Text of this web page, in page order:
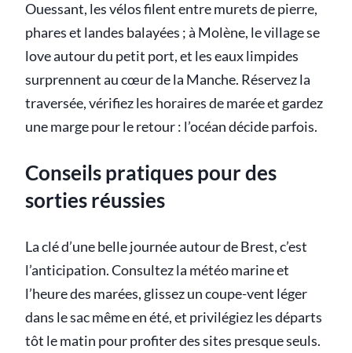
Ouessant, les vélos filent entre murets de pierre,
phares et landes balayées ; à Molène, le village se
love autour du petit port, et les eaux limpides
surprennent au cœur de la Manche. Réservez la
traversée, vérifiez les horaires de marée et gardez
une marge pour le retour : l’océan décide parfois.
Conseils pratiques pour des
sorties réussies
La clé d’une belle journée autour de Brest, c’est
l’anticipation. Consultez la météo marine et
l’heure des marées, glissez un coupe-vent léger
dans le sac même en été, et privilégiez les départs
tôt le matin pour profiter des sites presque seuls.